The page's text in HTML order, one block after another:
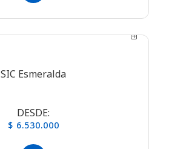
SIC Esmeralda
DESDE:
$ 6.530.000